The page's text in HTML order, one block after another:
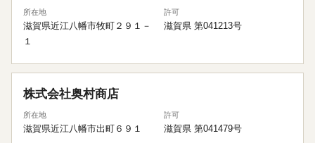
所在地
滋賀県近江八幡市牧町２９１－
１
許可
滋賀県 第041213号
株式会社奥村商店
所在地
滋賀県近江八幡市出町６９１
許可
滋賀県 第041479号